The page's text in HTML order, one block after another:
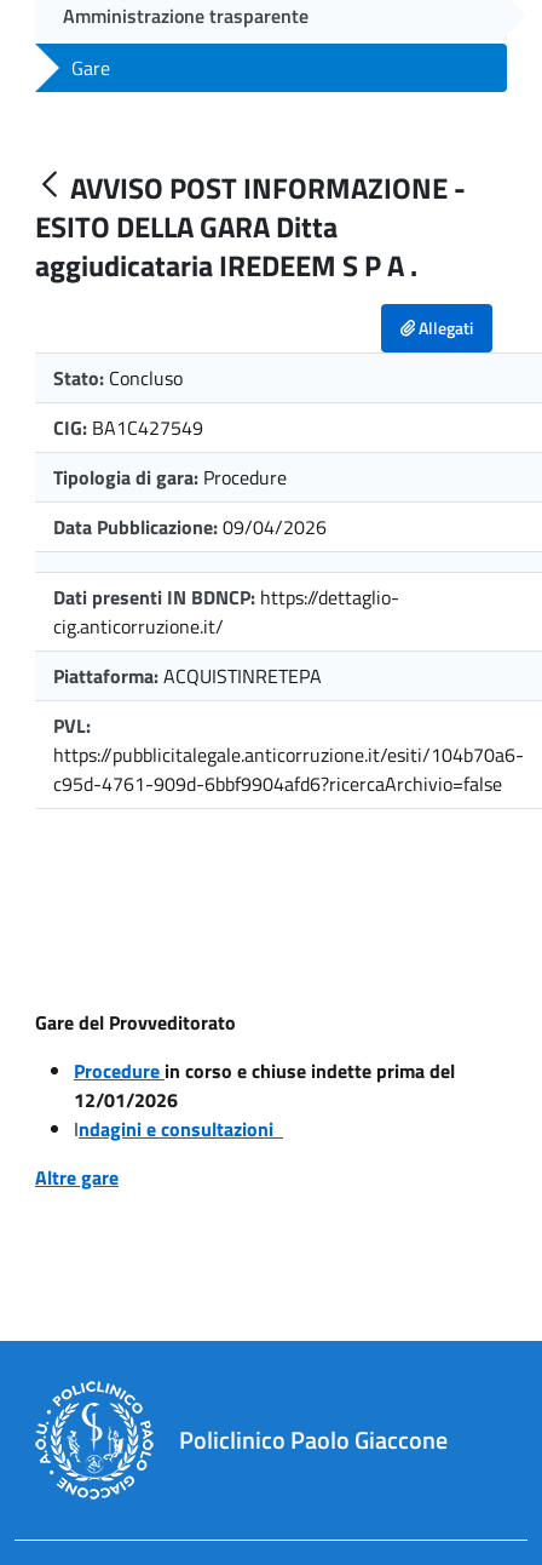
Amministrazione trasparente
Gare
AVVISO POST INFORMAZIONE -
ESITO DELLA GARA Ditta
aggiudicataria IREDEEM S P A .
Allegati
Stato: Concluso
CIG: BA1C427549
Tipologia di gara: Procedure
Data Pubblicazione:09/04/2026
Dati presenti IN BDNCP: https://dettaglio-
cig.anticorruzione.it/
Piattaforma:ACQUISTINRETEPA
PVL:
https://pubblicitalegale.anticorruzione.it/esiti/104b70a6-
c95d-4761-909d-6bbf9904afd6?ricercaArchivio=false
Gare del Provveditorato
Procedure in corso e chiuse indette prima del
12/01/2026
Indagini e consultazioni
Altre gare
Policlinico Paolo Giaccone